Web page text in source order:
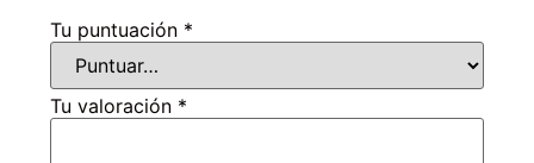
Tu puntuación *
Tu valoración *